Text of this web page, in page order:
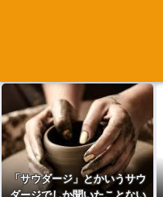
「サウダージ」とかいうサウ